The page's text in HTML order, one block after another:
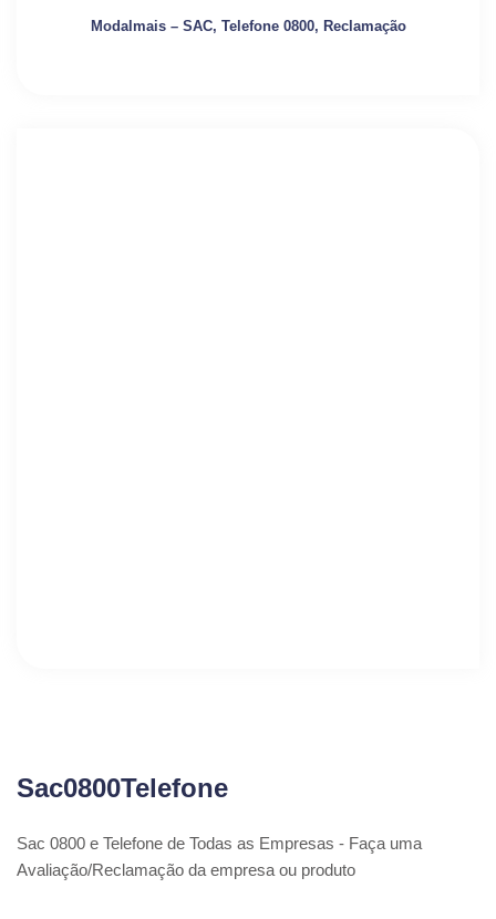
Modalmais – SAC, Telefone 0800, Reclamação
Sac0800Telefone
Sac 0800 e Telefone de Todas as Empresas - Faça uma
Avaliação/Reclamação da empresa ou produto